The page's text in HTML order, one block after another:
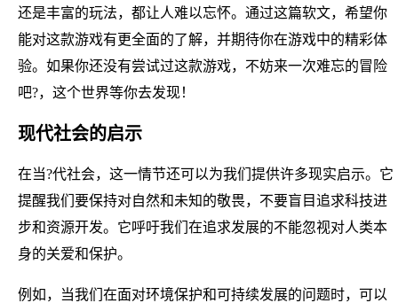
还是丰富的玩法，都让人难以忘怀。通过这篇软文，希望你
能对这款游戏有更全面的了解，并期待你在游戏中的精彩体
验。如果你还没有尝试过这款游戏，不妨来一次难忘的冒险
吧?，这个世界等你去发现！
现代社会的启示
在当?代社会，这一情节还可以为我们提供许多现实启示。它
提醒我们要保持对自然和未知的敬畏，不要盲目追求科技进
步和资源开发。它呼吁我们在追求发展的不能忽视对人类本
身的关爱和保护。
例如，当我们在面对环境保护和可持续发展的问题时，可以